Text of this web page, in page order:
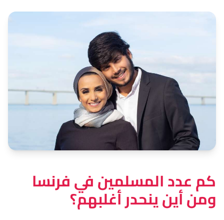
كم عدد المسلمين في فرنسا
ومن أين ينحدر أغلبهم؟